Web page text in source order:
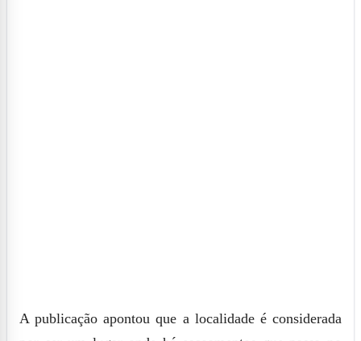
A publicação apontou que a localidade é considerada